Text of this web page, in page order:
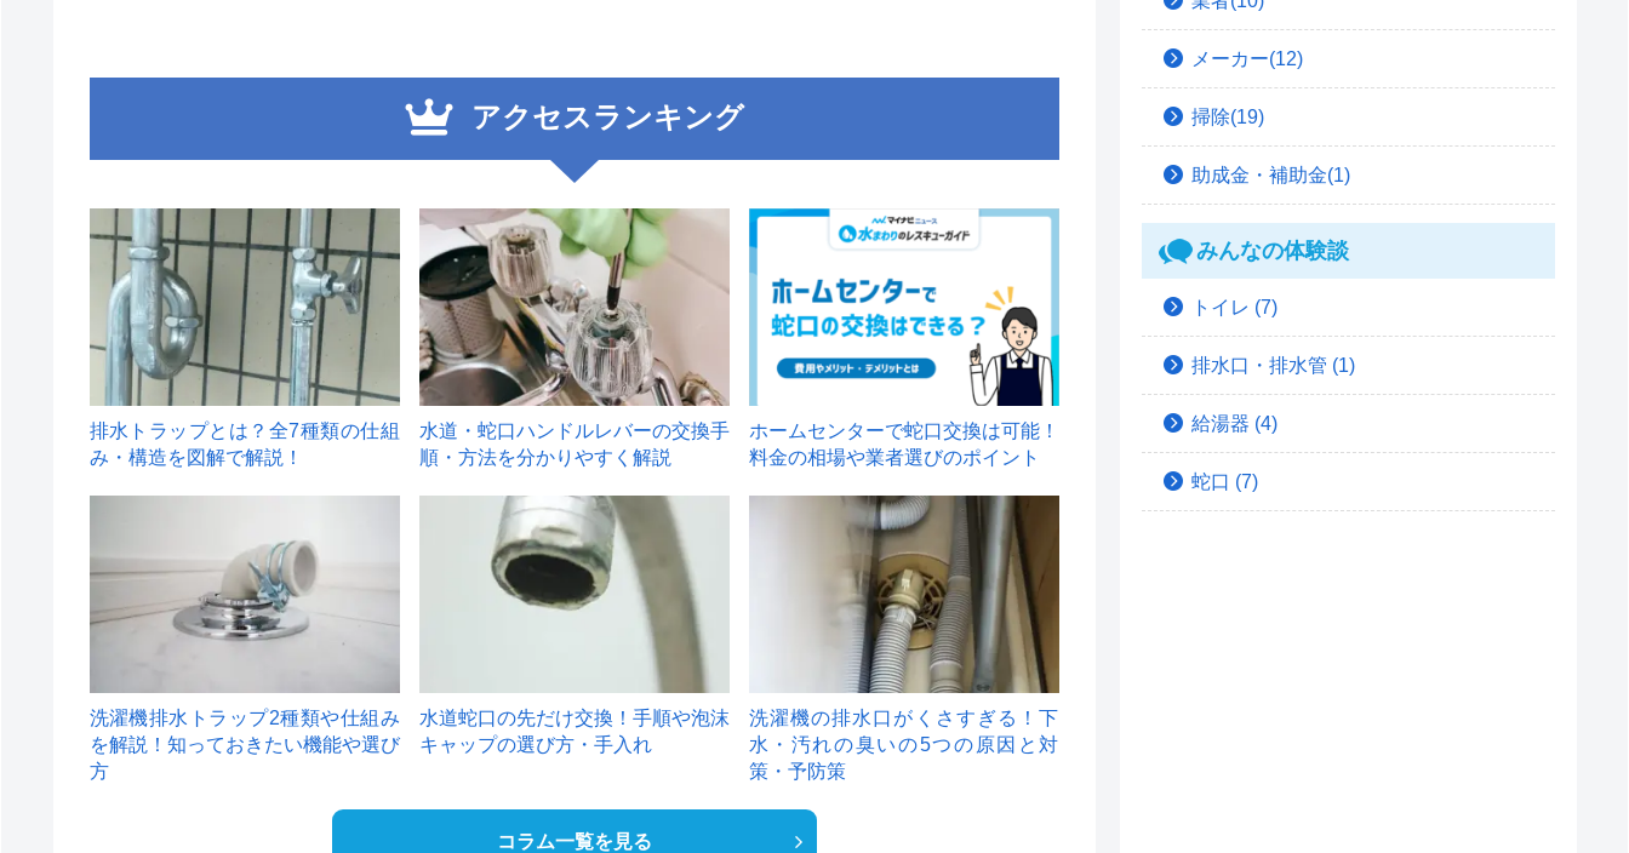
アクセスランキング
1
排水トラップとは？全7種類の仕組
み・構造を図解で解説！
2
水道・蛇口ハンドルレバーの交換手
順・方法を分かりやすく解説
ホームセンターで蛇口交換は可能！
料金の相場や業者選びのポイント
洗濯機排水トラップ2種類や仕組み
を解説！知っておきたい機能や選び
方
水道蛇口の先だけ交換！手順や泡沫
キャップの選び方・手入れ
洗濯機の排水口がくさすぎる！下
水・汚れの臭いの5つの原因と対
策・予防策
コラム一覧を見る
メーカー(12)
掃除(19)
助成金・補助金(1)
みんなの体験談
トイレ (7)
排水口・排水管 (1)
給湯器 (4)
蛇口 (7)